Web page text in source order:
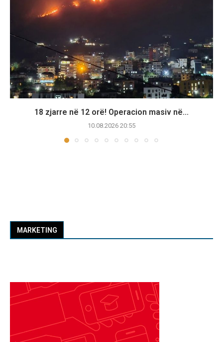
18 zjarre në 12 orë! Operacion masiv në...
10.08.2026 20:55
MARKETING